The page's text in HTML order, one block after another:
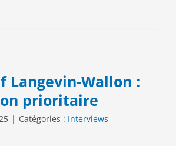
Langevin-Wallon :
prioritaire
| Catégories : Interviews